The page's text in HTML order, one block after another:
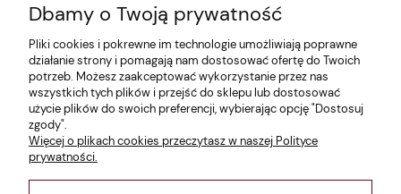
Zwroty i reklamacje
Dane firmy
Jak szukać?
Polityka prywatności
Regulamin
Poltyka cookies
Dbamy o Twoją prywatność
Pliki cookies i pokrewne im technologie umożliwiają poprawne
działanie strony i pomagają nam dostosować ofertę do Twoich
potrzeb. Możesz zaakceptować wykorzystanie przez nas
wszystkich tych plików i przejść do sklepu lub dostosować
użycie plików do swoich preferencji, wybierając opcję "Dostosuj
zgody".
Więcej o plikach cookies przeczytasz w naszej Polityce
prywatności.